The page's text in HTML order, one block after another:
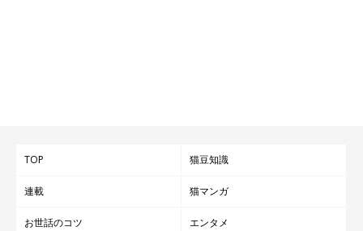
TOP 猫豆知識
連載 猫マンガ
お世話のコツ エンタメ